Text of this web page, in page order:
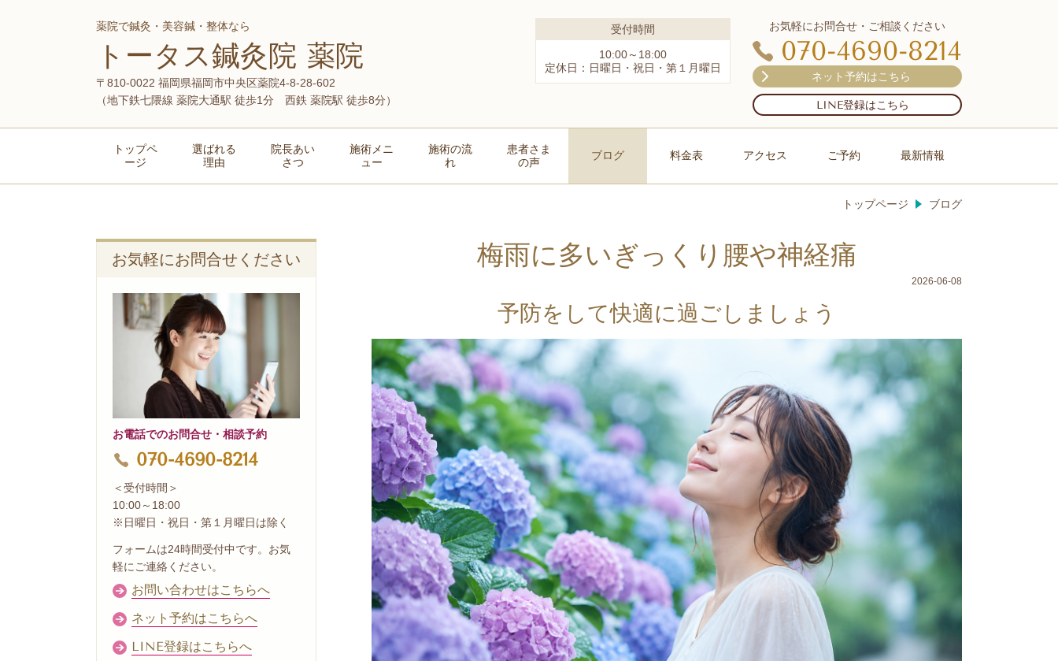
薬院で鍼灸・美容鍼・整体なら
トータス鍼灸院 薬院
〒810-0022 福岡県福岡市中央区薬院4-8-28-602
（地下鉄七隈線 薬院大通駅 徒歩1分 西鉄 薬院駅 徒歩8分）
受付時間
10:00～18:00
定休日：日曜日・祝日・第１月曜日
お気軽にお問合せ・ご相談ください
070-4690-8214
ネット予約はこちら
LINE登録はこちら
トップペ
ージ
選ばれる
理由
院長あい
さつ
施術メニ
ュー
施術の流
れ
患者さま
の声
ブログ 料金表 アクセス ご予約 最新情報
トップページ ブログ
梅雨に多いぎっくり腰や神経痛
2026-06-08
予防をして快適に過ごしましょう
お気軽にお問合せください
お電話でのお問合せ・相談予約
070-4690-8214
＜受付時間＞
10:00～18:00
※日曜日・祝日・第１月曜日は除く
フォームは24時間受付中です。お気
軽にご連絡ください。
お問い合わせはこちらへ
ネット予約はこちらへ
LINE登録はこちらへ